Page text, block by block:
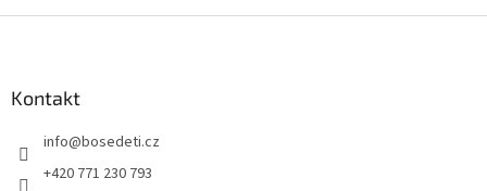
Kontakt
info@bosedeti.cz
+420 771 230 793